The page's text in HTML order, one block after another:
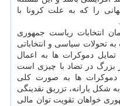
را که به علت کرونا با
انتخابات ریاست جمهوری
تحولات سیاسی و انتخاباتی
دموکرات ها به اعمال
در تضاد با چیزی است
دموکرات ها به صورت کلی
شکل یارانه، تزریق نقدینگی
خواهان تقویت توان مالی